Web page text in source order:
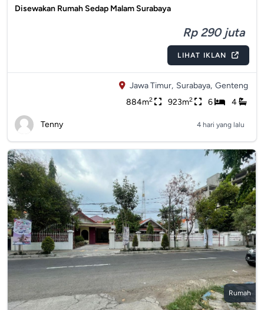
Disewakan Rumah Sedap Malam Surabaya
Rp 290 juta
LIHAT IKLAN
Jawa Timur, Surabaya, Genteng
884m2 923m2 6 4
Tenny 4 hari yang lalu
Rumah